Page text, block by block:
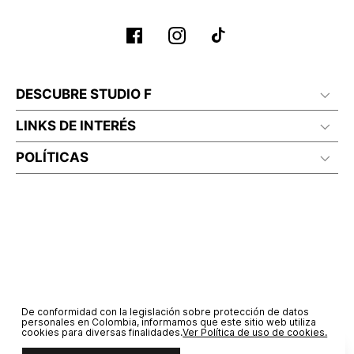
DESCUBRE STUDIO F
LINKS DE INTERÉS
POLÍTICAS
De conformidad con la legislación sobre protección de datos
personales en Colombia, informamos que este sitio web utiliza
cookies para diversas finalidades.Ver Política de uso de cookies.